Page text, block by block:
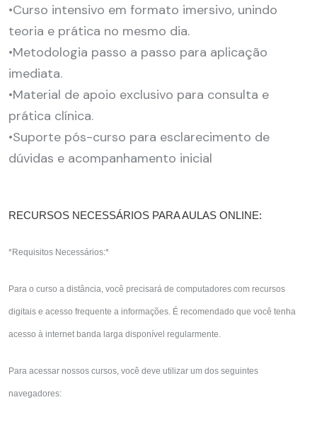
•Curso intensivo em formato imersivo, unindo
teoria e prática no mesmo dia.
•Metodologia passo a passo para aplicação
imediata.
•Material de apoio exclusivo para consulta e
prática clínica.
•Suporte pós-curso para esclarecimento de
dúvidas e acompanhamento inicial
RECURSOS NECESSÁRIOS PARA AULAS ONLINE:
*Requisitos Necessários:*
Para o curso a distância, você precisará de computadores com recursos
digitais e acesso frequente a informações. É recomendado que você tenha
acesso à internet banda larga disponível regularmente.
Para acessar nossos cursos, você deve utilizar um dos seguintes
navegadores: